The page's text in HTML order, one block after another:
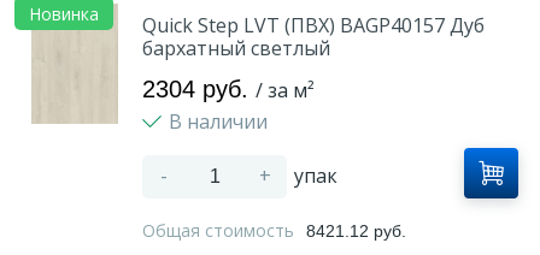
Новинка
Quick Step LVT (ПВХ) BAGP40157 Дуб
бархатный светлый
2304 руб. / за м²
В наличии
- + упак
Общая стоимость 8421.12 руб.